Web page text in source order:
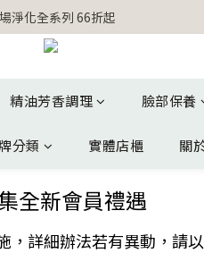
不限金額 即送 香遇熊超人行李吊牌
淨化全系列 66折起
不限金額 即送 香遇熊超人行李吊牌
精油芳香調理 臉部保養
分類 實體店櫃 關
全新會員禮遇
，詳細辦法若有異動，請